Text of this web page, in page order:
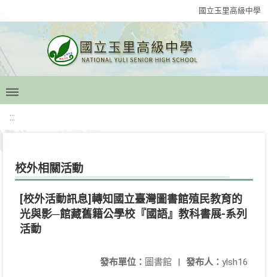
國立玉里高級中學
:::
校外相關活動
[校外活動訊息]轉知國立臺灣圖書館殖民教育的
光與影─館藏舊籍公學校『國語』教科書展-系列
活動
發布人： ylsh16
發布單位： 圖書館 |